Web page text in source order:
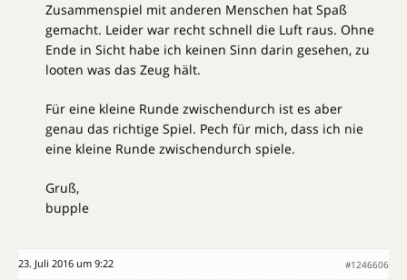
Zusammenspiel mit anderen Menschen hat Spaß
gemacht. Leider war recht schnell die Luft raus. Ohne
Ende in Sicht habe ich keinen Sinn darin gesehen, zu
looten was das Zeug hält.
Für eine kleine Runde zwischendurch ist es aber
genau das richtige Spiel. Pech für mich, dass ich nie
eine kleine Runde zwischendurch spiele.
Gruß,
bupple
23. Juli 2016 um 9:22 #1246606